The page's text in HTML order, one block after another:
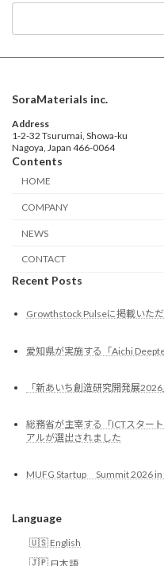
SoraMaterials inc.
Address
1-2-32 Tsurumai, Showa-ku
Nagoya, Japan 466-0064
Contents
HOME
COMPANY
NEWS
CONTACT
Recent Posts
Growthstock Pulseに掲載いた
愛知県が実施する「Aichi
「新あいち創造研究開発展
総務省が主宰する「ICTスター
アルが選出されました
MUFG Startup Summit 2026 in
Language
English